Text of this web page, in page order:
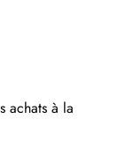
achats à la